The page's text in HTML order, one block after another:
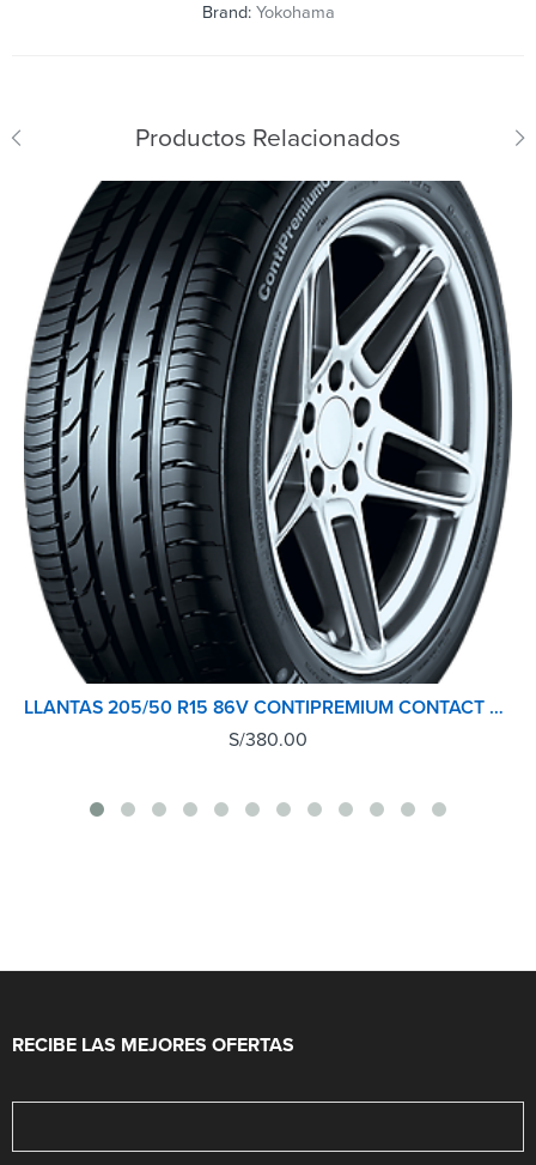
Brand: Yokohama
Productos Relacionados
LLANTAS 205/50 R15 86V CONTIPREMIUM CONTACT 2 CONTINENTAL TL
S/380.00
RECIBE LAS MEJORES OFERTAS